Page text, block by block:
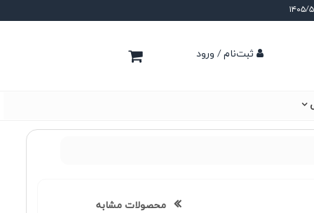
ثبت‌نام / ورود
محصولات مشابه